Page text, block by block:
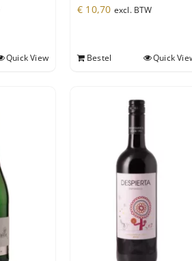
Quick View
€ 10,70 excl. BTW
Bestel Quick